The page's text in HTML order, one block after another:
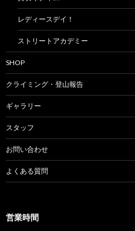
レディースデイ！
ストリートアカデミー
SHOP
クライミング・登山報告
ギャラリー
スタッフ
お問い合わせ
よくある質問
営業時間